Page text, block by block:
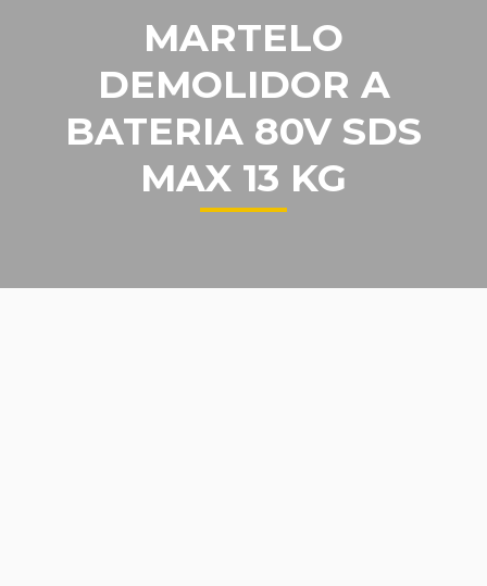
MARTELO
DEMOLIDOR A
BATERIA 80V SDS
MAX 13 KG